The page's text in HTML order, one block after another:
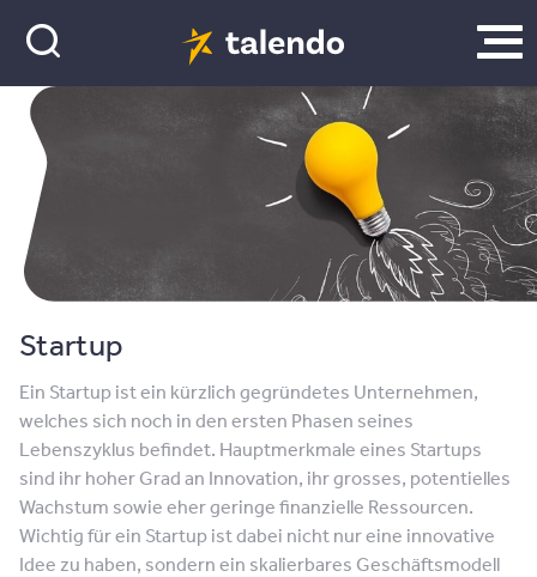
Startup
Ein Startup ist ein kürzlich gegründetes Unternehmen,
welches sich noch in den ersten Phasen seines
Lebenszyklus befindet. Hauptmerkmale eines Startups
sind ihr hoher Grad an Innovation, ihr grosses, potentielles
Wachstum sowie eher geringe finanzielle Ressourcen.
Wichtig für ein Startup ist dabei nicht nur eine innovative
Idee zu haben, sondern ein skalierbares Geschäftsmodell